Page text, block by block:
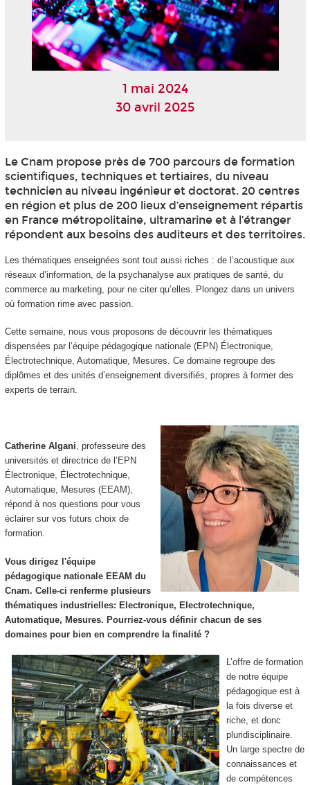
1 mai 2024
30 avril 2025
Le Cnam propose près de 700 parcours de formation
scientifiques, techniques et tertiaires, du niveau
technicien au niveau ingénieur et doctorat. 20 centres
en région et plus de 200 lieux d’enseignement répartis
en France métropolitaine, ultramarine et à l’étranger
répondent aux besoins des auditeurs et des territoires.
Les thématiques enseignées sont tout aussi riches : de l’acoustique aux
réseaux d’information, de la psychanalyse aux pratiques de santé, du
commerce au marketing, pour ne citer qu’elles. Plongez dans un univers
où formation rime avec passion.
Cette semaine, nous vous proposons de découvrir les thématiques
dispensées par l’équipe pédagogique nationale (EPN) Électronique,
Électrotechnique, Automatique, Mesures. Ce domaine regroupe des
diplômes et des unités d’enseignement diversifiés, propres à former des
experts de terrain.
Catherine Algani, professeure des
universités et directrice de l’EPN
Électronique, Électrotechnique,
Automatique, Mesures (EEAM),
répond à nos questions pour vous
éclairer sur vos futurs choix de
formation.
Vous dirigez l'équipe
pédagogique nationale EEAM du
Cnam. Celle-ci renferme plusieurs
thématiques industrielles: Electronique, Electrotechnique,
Automatique, Mesures. Pourriez-vous définir chacun de ses
domaines pour bien en comprendre la finalité ?
L’offre de formation
de notre équipe
pédagogique est à
la fois diverse et
riche, et donc
pluridisciplinaire.
Un large spectre de
connaissances et
de compétences